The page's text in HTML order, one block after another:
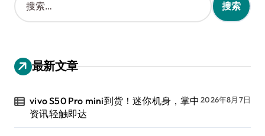
索
：
最新文章
vivo S50 Pro mini到货！迷你机身，掌中
资讯轻触即达
2026年8月7日